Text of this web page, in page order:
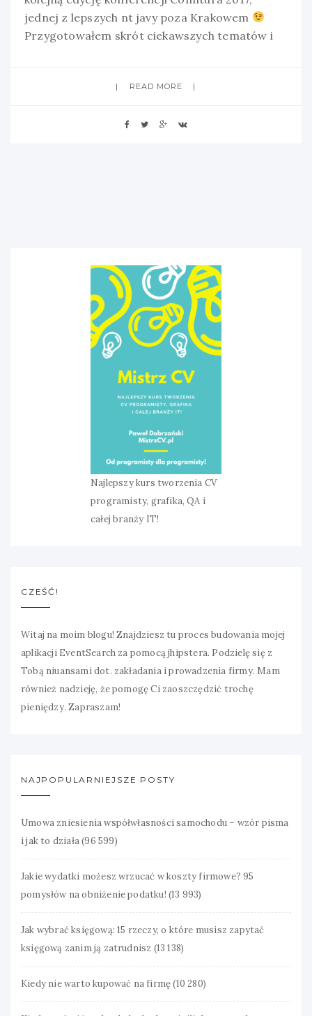
jednej z lepszych nt javy poza Krakowem
Przygotowałem skrót ciekawszych tematów i
READ MORE
Najlepszy kurs tworzenia CV
programisty, grafika, QA i
całej branży IT!
CZEŚĆ!
Witaj na moim blogu! Znajdziesz tu proces budowania mojej
aplikacji EventSearch za pomocą jhipstera. Podzielę się z
Tobą niuansami dot. zakładania i prowadzenia firmy. Mam
również nadzieję, że pomogę Ci zaoszczędzić trochę
pieniędzy. Zapraszam!
NAJPOPULARNIEJSZE POSTY
Umowa zniesienia współwłasności samochodu – wzór pisma
i jak to działa(96 599)
Jakie wydatki możesz wrzucać w koszty firmowe? 95
pomysłów na obniżenie podatku! (13 993)
Jak wybrać księgową: 15 rzeczy, o które musisz zapytać
księgową zanim ją zatrudnisz (13 138)
Kiedy nie warto kupować na firmę (10 280)